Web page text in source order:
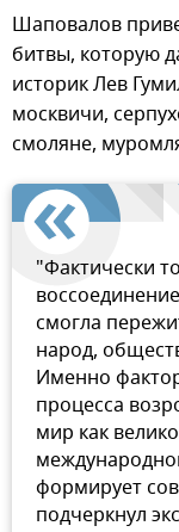
Шаповалов
битвы, которую
историк Лев
москвичи,
смоляне,
"Фактически
смогла
народ,
Именно
процесса
мир как
формирует
подчеркнул